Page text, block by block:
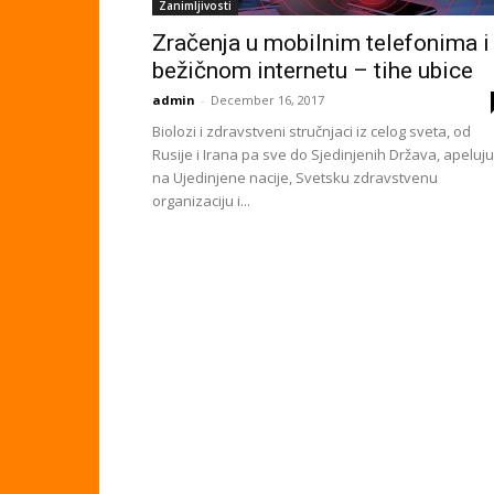
Zanimljivosti
Zračenja u mobilnim telefonima i
bežičnom internetu – tihe ubice
admin - December 16, 2017
Biolozi i zdravstveni stručnjaci iz celog sveta, od
Rusije i Irana pa sve do Sjedinjenih Država, apeluju
na Ujedinjene nacije, Svetsku zdravstvenu
organizaciju i...